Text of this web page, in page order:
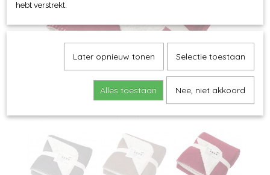
hebt verstrekt.
Later opnieuw tonen Selectie toestaan
Alles toestaan Nee, niet akkoord